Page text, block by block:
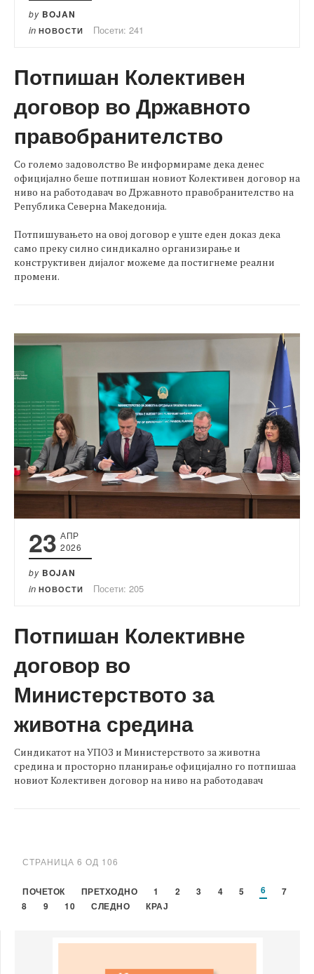
by BOJAN
in НОВОСТИ Посети: 241
Потпишан Колективен
договор во Државното
правобранителство
​Со големо задоволство Ве информираме дека денес
официјално беше потпишан новиот Колективен договор на
ниво на работодавач во Државното правобранителство на
Република Северна Македонија.
Потпишувањето на овој договор е уште еден доказ дека
само преку силно синдикално организирање и
конструктивен дијалог можеме да постигнеме реални
промени.
23 АПР
2026
by BOJAN
in НОВОСТИ Посети: 205
Потпишан Колективне
договор во
Министерството за
животна средина
Синдикатот на УПОЗ и Министерството за животна
средина и просторно планирање официјално го потпишаа
новиот Колективен договор на ниво на работодавач
СТРАНИЦА 6 ОД 106
ПОЧЕТОК ПРЕТХОДНО 1 2 3 4 5 6
7
8
9 10 СЛЕДНО КРАЈ